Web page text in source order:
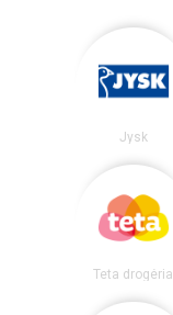
Jysk
Teta drogéria